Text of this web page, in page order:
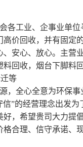
各工业、企事业单位
价回收，并有固定
安心、放心。主营业
回收，烟台下脚料回
等
，全心全意为环保事
信”的经营理念出发为
，希望贵司大力提
合理、信守承诺、